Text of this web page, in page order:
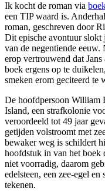
Ik kocht de roman via
een TIP waard is.
roman, geschreven door
Dit epische avontuur slokt
van de negentiende
erop vertrouwend dat
boek ergens op te
smeken erom geciteerd te
De hoofdpersoon William
Island, een strafkolonie
veroordeeld tot 49 jaar
getijden volstroomt met
bewaker weg is schildert
hoofdstuk in van het boek
niet voorradig, daarom
edelsteen, een zee-egel
tekenen.